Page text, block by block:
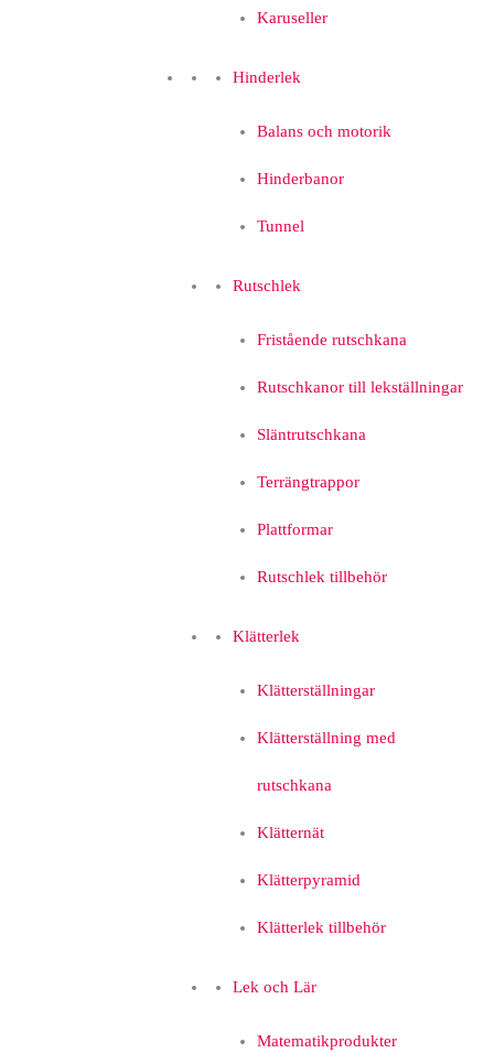
Karuseller
Hinderlek
Balans och motorik
Hinderbanor
Tunnel
Rutschlek
Fristående rutschkana
Rutschkanor till lekställningar
Släntrutschkana
Terrängtrappor
Plattformar
Rutschlek tillbehör
Klätterlek
Klätterställningar
Klätterställning med
rutschkana
Klätternät
Klätterpyramid
Klätterlek tillbehör
Lek och Lär
Matematikprodukter